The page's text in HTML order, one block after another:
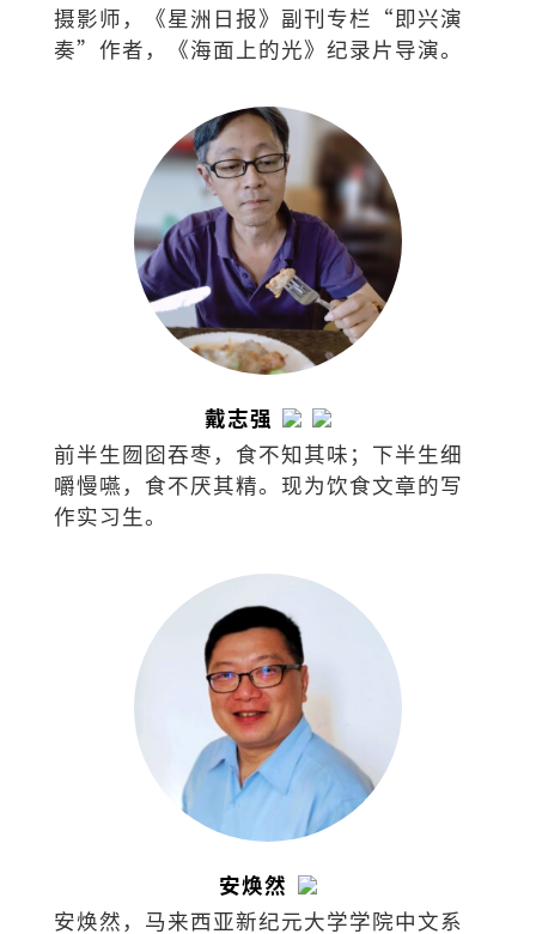
摄影师，《星洲日报》副刊专栏“即兴演
奏”作者，《海面上的光》纪录片导演。
戴志强
前半生囫囵吞枣，食不知其味；下半生细
嚼慢嚥，食不厌其精。现为饮食文章的写
作实习生。
安焕然
安焕然，马来西亚新纪元大学学院中文系